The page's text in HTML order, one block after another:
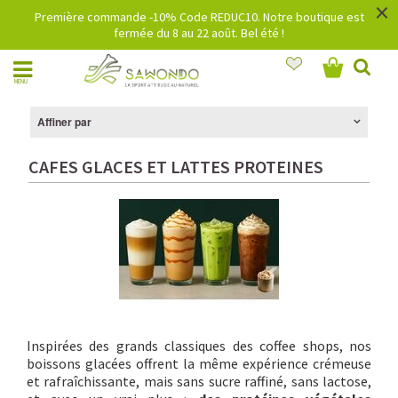
Première commande -10% Code REDUC10. Notre boutique est
fermée du 8 au 22 août. Bel été !
×
MENU
Affiner par
CAFES GLACES ET LATTES PROTEINES
Inspirées des grands classiques des coffee shops, nos
boissons glacées offrent la même expérience crémeuse
et rafraîchissante, mais sans sucre raffiné, sans lactose,